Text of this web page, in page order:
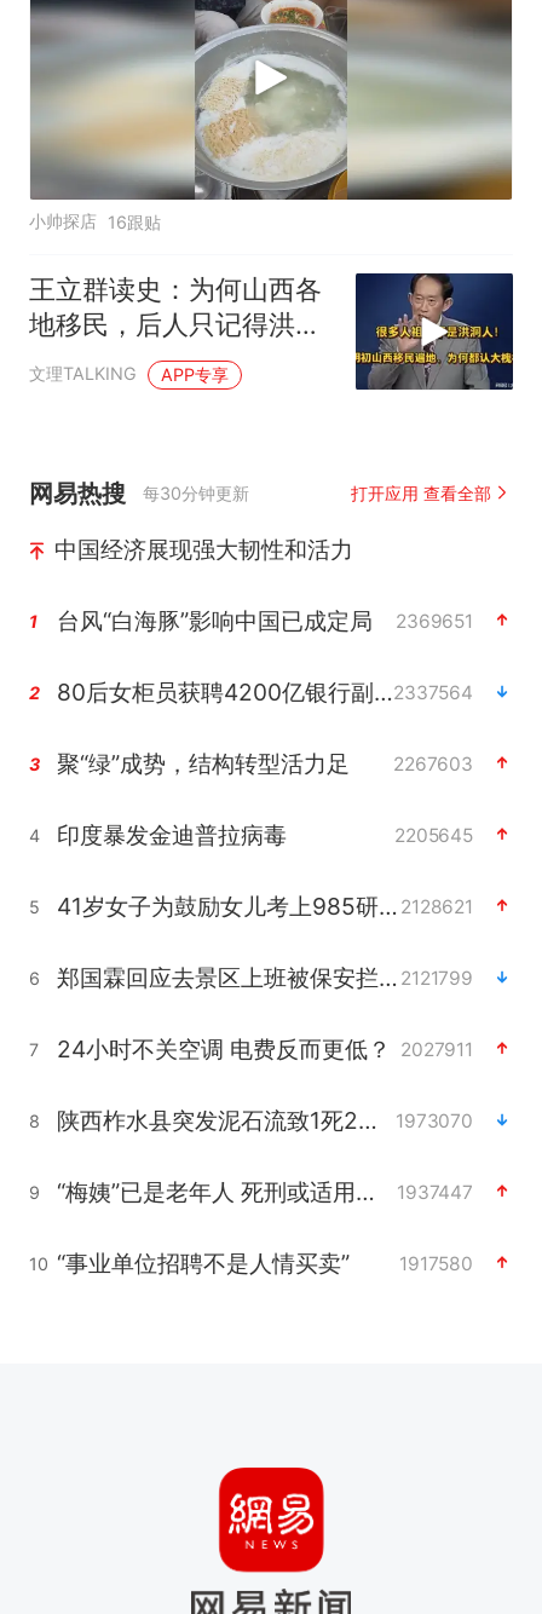
小帅探店 16跟贴
王立群读史：为何山西各
地移民，后人只记得洪洞
大槐树
文理TALKING APP专享
网易热搜 每30分钟更新 打开应用 查看全部
中国经济展现强大韧性和活力
1 台风“白海豚”影响中国已成定局 2369651
2 80后女柜员获聘4200亿银行副行长2337564
3 聚“绿”成势，结构转型活力足 2267603
4 印度暴发金迪普拉病毒 2205645
5 41岁女子为鼓励女儿考上985研究生 2128621
6 郑国霖回应去景区上班被保安拦下 2121799
7 24小时不关空调 电费反而更低？ 2027911
8 陕西柞水县突发泥石流致1死2失联 1973070
9 “梅姨”已是老年人 死刑或适用受限 1937447
10 “事业单位招聘不是人情买卖” 1917580